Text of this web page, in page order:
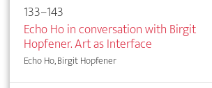
133–143
Echo Ho in conversation with Birgit
Hopfener. Art as Interface
Echo Ho, Birgit Hopfener